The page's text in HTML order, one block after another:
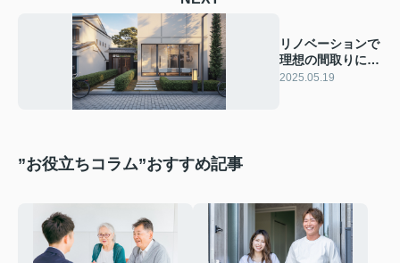
リノベーションで
理想の間取りに変
更！成功のポイン
2025.05.19
”お役立ちコラム”おすすめ記事